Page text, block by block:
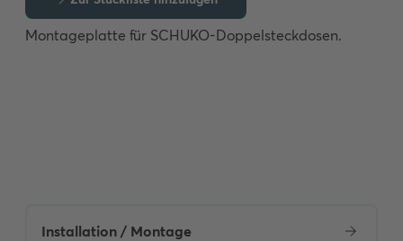
Montageplatte für SCHUKO-Doppelsteckdosen.
Installation / Montage